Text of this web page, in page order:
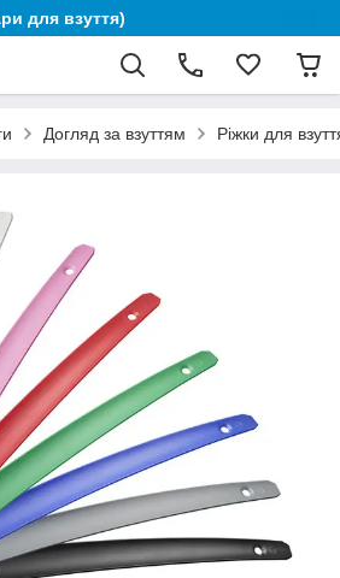
для взуття)
Догляд за взуттям Ріжки для